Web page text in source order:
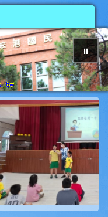
⏸
photo-210